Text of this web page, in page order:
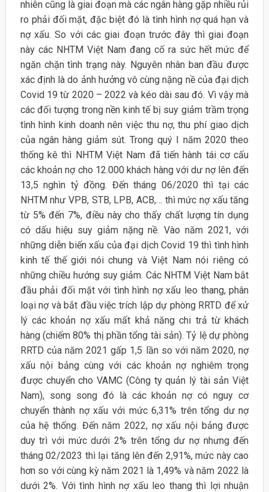
nhiên cũng là giai đoạn mà các ngân hàng gặp nhiều rủi
ro phải đối mặt, đặc biệt đó là tình hình nợ quá hạn và
nợ xấu. So với các giai đoạn trước đây thì giai đoạn
này các NHTM Việt Nam đang cố ra sức hết mức để
ngăn chặn tình trạng này. Nguyên nhân ban đầu được
xác định là do ảnh hưởng vô cùng nặng nề của đại dịch
Covid 19 từ 2020 – 2022 và kéo dài sau đó. Vì vậy mà
các đối tượng trong nền kinh tế bị suy giảm trầm trọng
tình hình kinh doanh nên việc thu nợ, thu phí giao dịch
của ngân hàng giảm sút. Trong quý I năm 2020 theo
thống kê thì NHTM Việt Nam đã tiến hành tái cơ cấu
các khoản nợ cho 12.000 khách hàng với dư nợ lên đến
13,5 nghìn tỷ đồng. Đến tháng 06/2020 thì tại các
NHTM như VPB, STB, LPB, ACB,… thì mức nợ xấu tăng
từ 5% đến 7%, điều này cho thấy chất lượng tín dụng
có dấu hiệu suy giảm nặng nề. Vào năm 2021, với
những diễn biến xấu của đại dịch Covid 19 thì tình hình
kinh tế thế giới nói chung và Việt Nam nói riêng có
những chiều hướng suy giảm. Các NHTM Việt Nam bắt
đầu phải đối mặt với tình hình nợ xấu leo thang, phân
loại nợ và bắt đầu việc trích lập dự phòng RRTD để xử
lý các khoản nợ xấu mất khả năng chi trả từ khách
hàng (chiếm 80% thị phần tổng tài sản). Tỷ lệ dự phòng
RRTD của năm 2021 gấp 1,5 lần so với năm 2020, nợ
xấu nội bảng cùng với các khoản nợ nghiêm trọng
được chuyển cho VAMC (Công ty quản lý tài sản Việt
Nam), song song đó là các khoản nợ có nguy cơ
chuyển thành nợ xấu với mức 6,31% trên tổng dư nợ
của hệ thống. Đến năm 2022, nợ xấu nội bảng được
duy trì với mức dưới 2% trên tổng dư nợ nhưng đến
tháng 02/2023 thì lại tăng lên đến 2,91%, mức này cao
hơn so với cùng kỳ năm 2021 là 1,49% và năm 2022 là
dưới 2%. Với tình hình nợ xấu leo thang thì lợi nhuận